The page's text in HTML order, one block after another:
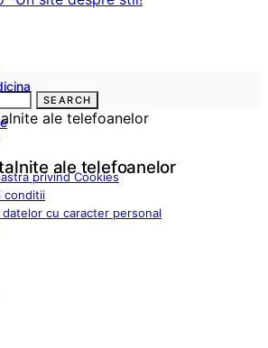
privind Cookies
conditii
cu caracter personal
SEARCH
ale telefoanelor